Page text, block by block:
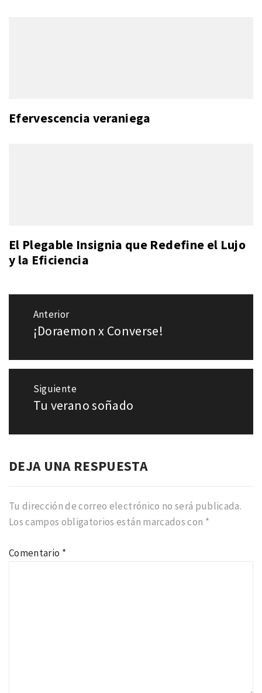
Efervescencia veraniega
El Plegable Insignia que Redefine el Lujo
y la Eficiencia
Navegación
entradas
Anterior
Entrada
¡Doraemon x Converse!
Siguiente
Entrada
Tu verano soñado
DEJA UNA RESPUESTA
Tu dirección de correo electrónico no será publicada.
Los campos obligatorios están marcados con *
Comentario *